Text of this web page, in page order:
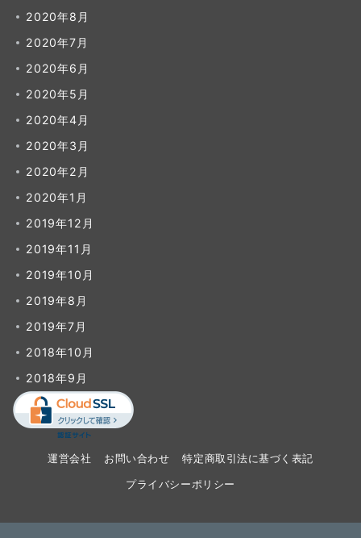
2020年8月
2020年7月
2020年6月
2020年5月
2020年4月
2020年3月
2020年2月
2020年1月
2019年12月
2019年11月
2019年10月
2019年8月
2019年7月
2018年10月
2018年9月
運営会社 お問い合わせ 特定商取引法に基づく表記
プライバシーポリシー